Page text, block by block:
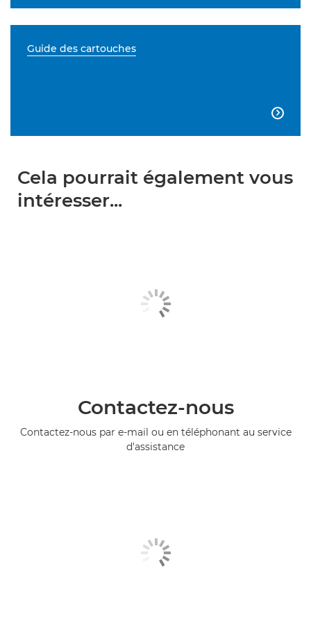
Guide des cartouches

Cela pourrait également vous
intéresser...
Contactez-nous
Contactez-nous par e-mail ou en téléphonant au service
d'assistance